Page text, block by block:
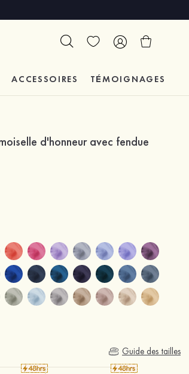
ACCESSOIRES TÉMOIGNAGES
d'honneur avec fendue
Guide des tailles